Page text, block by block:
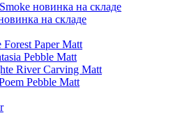
новинка на складе
на складе
Forest Paper Matt
Pebble Matt
River Carving Matt
Pebble Matt